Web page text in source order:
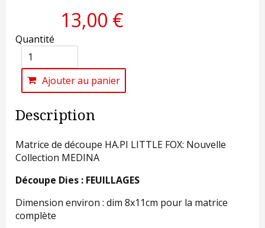
13,00 €
Quantité
Ajouter au panier
Description
Matrice de découpe HA.PI LITTLE FOX: Nouvelle
Collection MEDINA
Découpe Dies : FEUILLAGES
Dimension environ : dim 8x11cm pour la matrice
complète